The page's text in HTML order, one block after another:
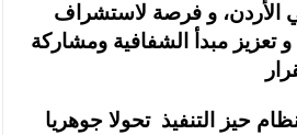
الأردن، و فرصة لاستشراف
تعزيز مبدأ الشفافية ومشاركة
حيز التنفيذ تحولا جوهريا